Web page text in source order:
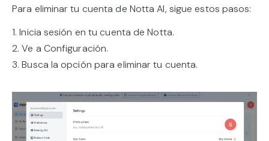
Para eliminar tu cuenta de Notta AI, sigue estos pasos:
1. Inicia sesión en tu cuenta de Notta.
2. Ve a Configuración.
3. Busca la opción para eliminar tu cuenta.